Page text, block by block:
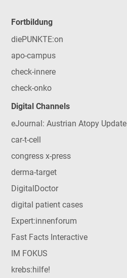
Fortbildung
diePUNKTE:on
apo-campus
check-innere
check-onko
Digital Channels
eJournal: Austrian Atopy Update
car-t-cell
congress x-press
derma-target
DigitalDoctor
digital patient cases
Expert:innenforum
Fast Facts Interactive
IM FOKUS
krebs:hilfe!